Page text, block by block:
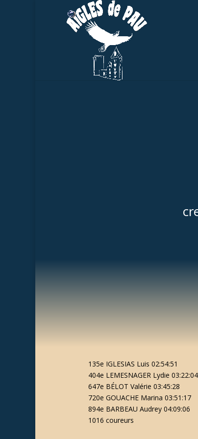
135e IGLESIAS Luis 02:54:51
404e LEMESNAGER Lydie 03:22:04
647e BÉLOT Valérie 03:45:28
720e GOUACHE Marina 03:51:17
894e BARBEAU Audrey 04:09:06
1016 coureurs